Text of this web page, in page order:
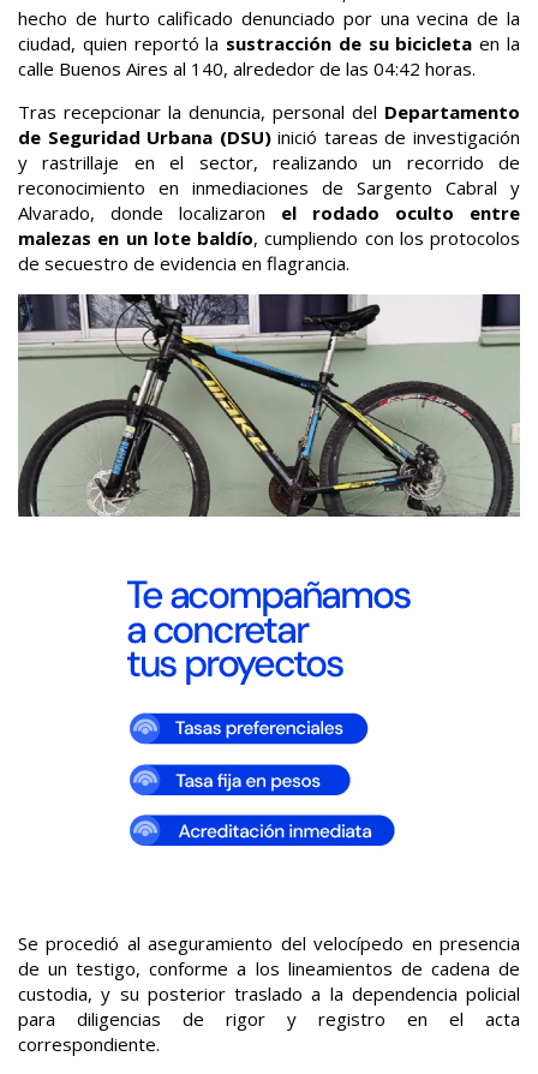
hecho de hurto calificado denunciado por una vecina de la
ciudad, quien reportó la sustracción de su bicicleta en la
calle Buenos Aires al 140, alrededor de las 04:42 horas.
Tras recepcionar la denuncia, personal del Departamento
de Seguridad Urbana (DSU)inició tareas de investigación
y rastrillaje en el sector, realizando un recorrido de
reconocimiento en inmediaciones de Sargento Cabral y
Alvarado, donde localizaron el rodado oculto entre
malezas en un lote baldío, cumpliendo con los protocolos
de secuestro de evidencia en flagrancia.
Se procedió al aseguramiento del velocípedo en presencia
de un testigo, conforme a los lineamientos de cadena de
custodia, y su posterior traslado a la dependencia policial
para diligencias de rigor y registro en el acta
correspondiente.